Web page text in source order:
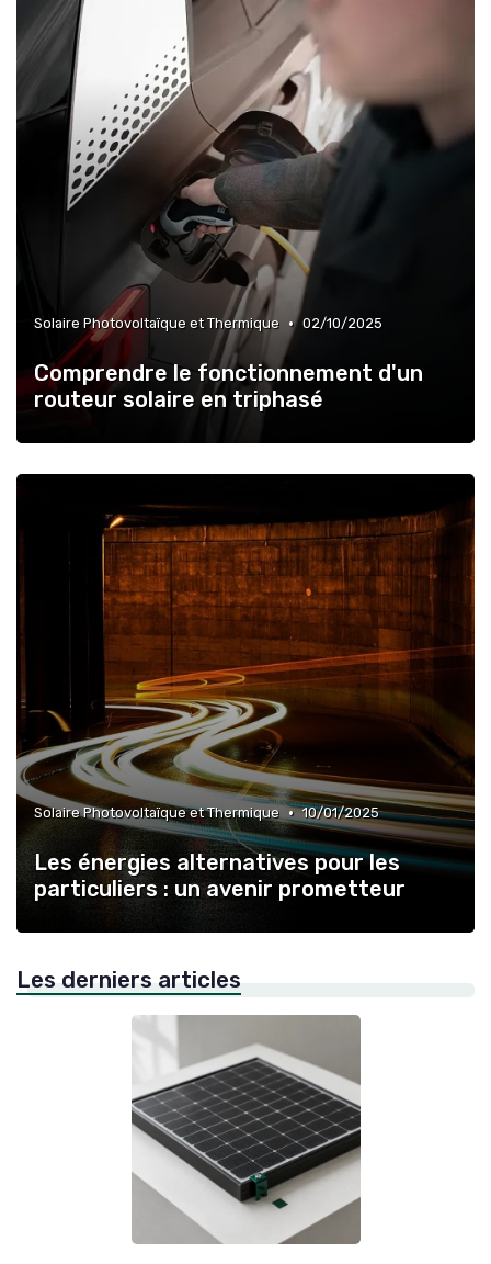
Solaire Photovoltaïque et Thermique • 02/10/2025
Comprendre le fonctionnement d'un
routeur solaire en triphasé
Solaire Photovoltaïque et Thermique • 10/01/2025
Les énergies alternatives pour les
particuliers : un avenir prometteur
Les derniers articles